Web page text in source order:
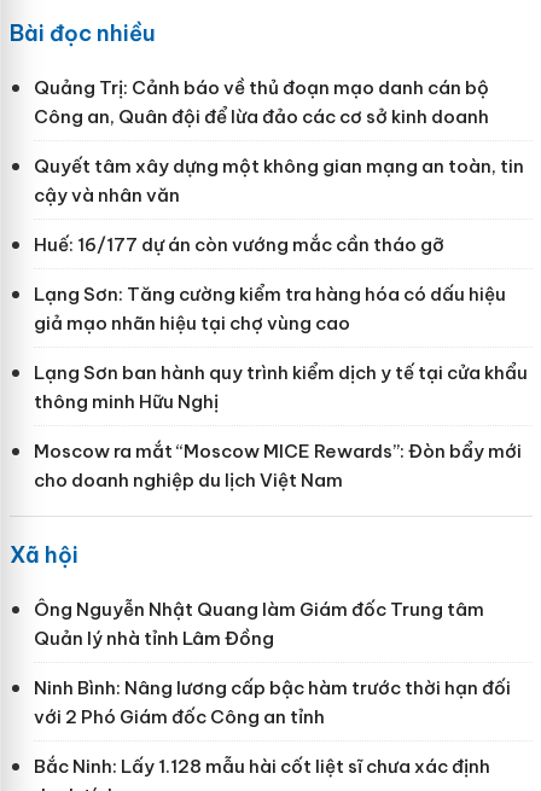
Bài đọc nhiều
Quảng Trị: Cảnh báo về thủ đoạn mạo danh cán bộ
Công an, Quân đội để lừa đảo các cơ sở kinh doanh
Quyết tâm xây dựng một không gian mạng an toàn, tin
cậy và nhân văn
Huế: 16/177 dự án còn vướng mắc cần tháo gỡ
Lạng Sơn: Tăng cường kiểm tra hàng hóa có dấu hiệu
giả mạo nhãn hiệu tại chợ vùng cao
Lạng Sơn ban hành quy trình kiểm dịch y tế tại cửa khẩu
thông minh Hữu Nghị
Moscow ra mắt “Moscow MICE Rewards”: Đòn bẩy mới
cho doanh nghiệp du lịch Việt Nam
Xã hội
Ông Nguyễn Nhật Quang làm Giám đốc Trung tâm
Quản lý nhà tỉnh Lâm Đồng
Ninh Bình: Nâng lương cấp bậc hàm trước thời hạn đối
với 2 Phó Giám đốc Công an tỉnh
Bắc Ninh: Lấy 1.128 mẫu hài cốt liệt sĩ chưa xác định